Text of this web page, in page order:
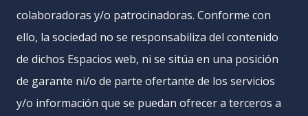
colaboradoras y/o patrocinadoras. Conforme con
ello, la sociedad no se responsabiliza del contenido
de dichos Espacios web, ni se sitúa en una posición
de garante ni/o de parte ofertante de los servicios
y/o información que se puedan ofrecer a terceros a